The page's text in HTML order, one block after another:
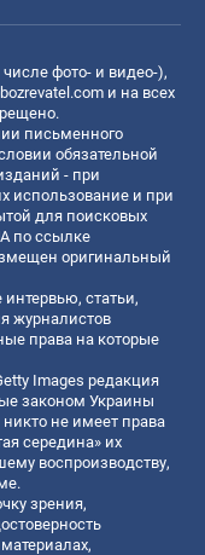
фото- и видео-),
и на всех
письменного
обязательной
- при
использование и при
для поисковых
по ссылке
оригинальный
статьи,
журналистов
права на которые
Images редакция
законом Украины
не имеет права
середина» их
воспроизводству,
зрения,